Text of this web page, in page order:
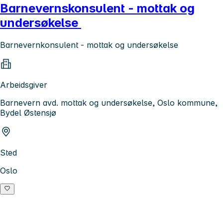
Barnevernskonsulent - mottak og
undersøkelse
Barnevernkonsulent - mottak og undersøkelse
Arbeidsgiver
Barnevern avd. mottak og undersøkelse, Oslo kommune,
Bydel Østensjø
Sted
Oslo